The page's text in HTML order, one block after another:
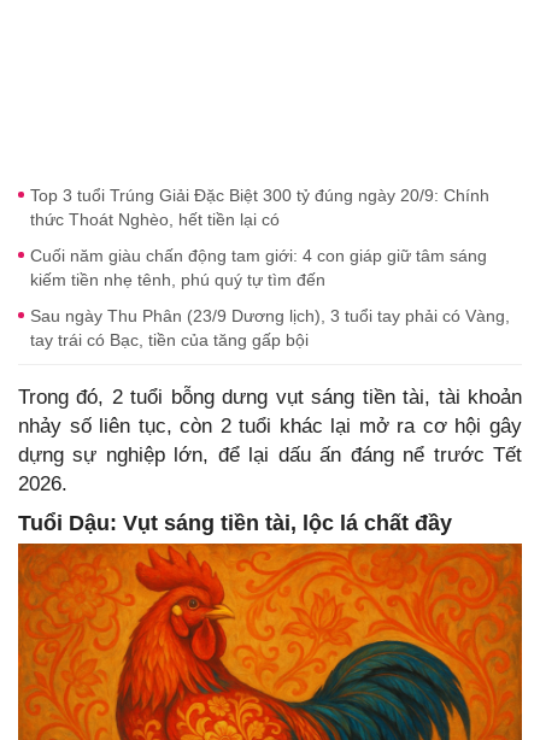
Top 3 tuổi Trúng Giải Đặc Biệt 300 tỷ đúng ngày 20/9: Chính
thức Thoát Nghèo, hết tiền lại có
Cuối năm giàu chấn động tam giới: 4 con giáp giữ tâm sáng
kiếm tiền nhẹ tênh, phú quý tự tìm đến
Sau ngày Thu Phân (23/9 Dương lịch), 3 tuổi tay phải có Vàng,
tay trái có Bạc, tiền của tăng gấp bội
Trong đó, 2 tuổi bỗng dưng vụt sáng tiền tài, tài khoản
nhảy số liên tục, còn 2 tuổi khác lại mở ra cơ hội gây
dựng sự nghiệp lớn, để lại dấu ấn đáng nể trước Tết
2026.
Tuổi Dậu: Vụt sáng tiền tài, lộc lá chất đầy